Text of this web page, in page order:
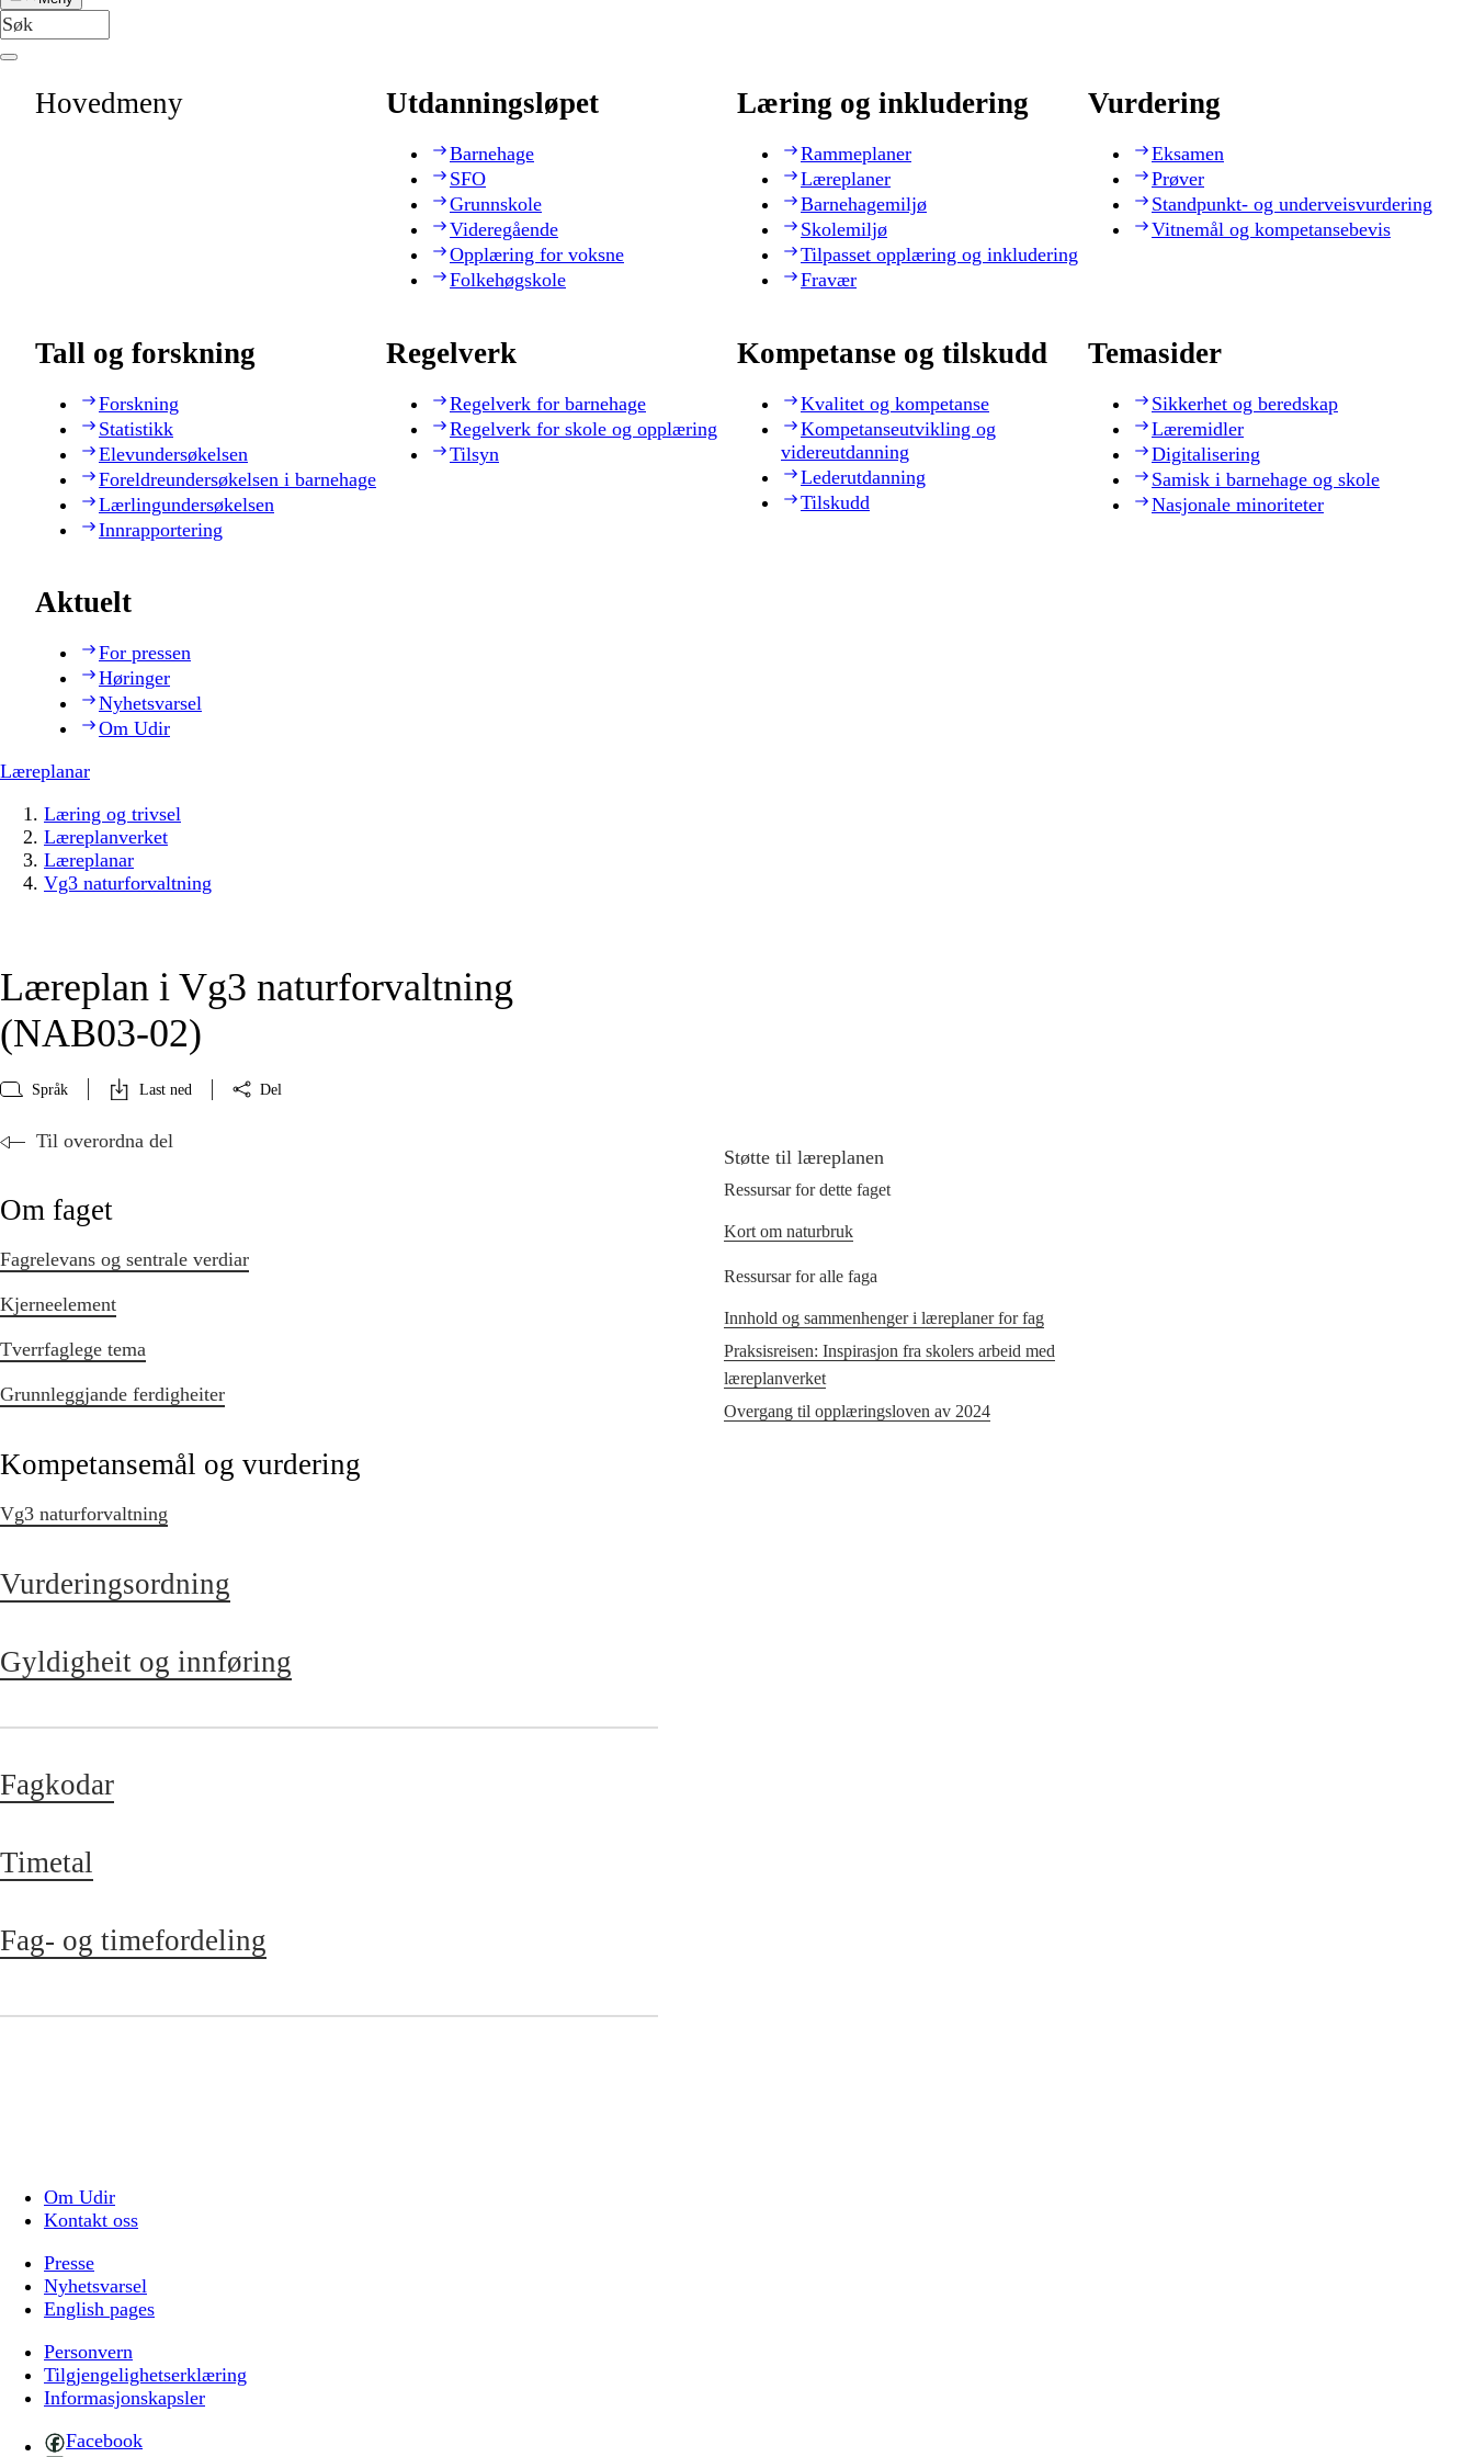
Hovedmeny Utdanningsløpet
Barnehage
SFO
Grunnskole
Videregående
Opplæring for voksne
Folkehøgskole
Læring og inkludering
Rammeplaner
Læreplaner
Barnehagemiljø
Skolemiljø
Tilpasset opplæring og inkludering
Fravær
Vurdering
Eksamen
Prøver
Standpunkt- og underveisvurdering
Vitnemål og kompetansebevis
Tall og forskning
Forskning
Statistikk
Elevundersøkelsen
Foreldreundersøkelsen i barnehage
Lærlingundersøkelsen
Innrapportering
Regelverk
Regelverk for barnehage
Regelverk for skole og opplæring
Tilsyn
Kompetanse og tilskudd
Kvalitet og kompetanse
Kompetanseutvikling og
videreutdanning
Lederutdanning
Tilskudd
Temasider
Sikkerhet og beredskap
Læremidler
Digitalisering
Samisk i barnehage og skole
Nasjonale minoriteter
Aktuelt
For pressen
Høringer
Nyhetsvarsel
Om Udir
Læreplanar
Læring og trivsel
Læreplanverket
Læreplanar
Vg3 naturforvaltning
Læreplan i Vg3 naturforvaltning
(NAB03‑02)
Språk Last ned Del
Til overordna del
Om faget
Fagrelevans og sentrale verdiar
Kjerneelement
Tverrfaglege tema
Grunnleggjande ferdigheiter
Kompetansemål og vurdering
Vg3 naturforvaltning
Vurderingsordning
Gyldigheit og innføring
Fagkodar
Timetal
Fag- og timefordeling
Støtte til læreplanen
Ressursar for dette faget
Kort om naturbruk
Ressursar for alle faga
Innhold og sammenhenger i læreplaner for fag
Praksisreisen: Inspirasjon fra skolers arbeid med
læreplanverket
Overgang til opplæringsloven av 2024
Om Udir
Kontakt oss
Presse
Nyhetsvarsel
English pages
Personvern
Tilgjengelighetserklæring
Informasjonskapsler
Facebook